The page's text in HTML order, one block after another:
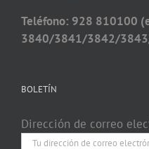
Teléfono: 928 810100
3840/3841/3842/
BOLETÍN
Dirección de correo